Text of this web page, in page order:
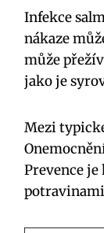
Infekce
nákaze
může
jako je
Mezi
Prevence